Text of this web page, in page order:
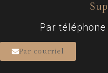
Par
Par courriel